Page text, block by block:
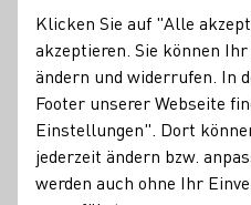
Erzeugnisse
Brände / Destillate
Mitgliedschaften
Vinissima - Frauen & Wein e.V.
Klicken Sie auf "Alle
akzeptieren. Sie können
ändern und widerrufen. In
Footer unserer Webseite
Einstellungen". Dort
jederzeit ändern bzw.
werden auch ohne Ihr